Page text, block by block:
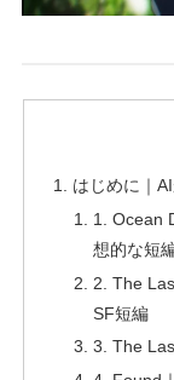
はじめに｜
1. Ocean
想的な短
2. The
SF短編
3. The